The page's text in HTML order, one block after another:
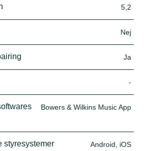
5,2
Nej
Ja
-
Bowers & Wilkins Music App
styresystemer Android, iOS